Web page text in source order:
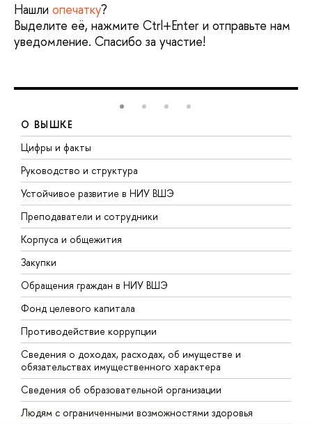
Нашли опечатку?
Выделите её, нажмите Ctrl+Enter и отправьте нам
уведомление. Спасибо за участие!
О ВЫШКЕ
Цифры и факты
Руководство и структура
Устойчивое развитие в НИУ ВШЭ
Преподаватели и сотрудники
Корпуса и общежития
Закупки
Обращения граждан в НИУ ВШЭ
Фонд целевого капитала
Противодействие коррупции
Сведения о доходах, расходах, об имуществе и
обязательствах имущественного характера
Сведения об образовательной организации
Людям с ограниченными возможностями здоровья